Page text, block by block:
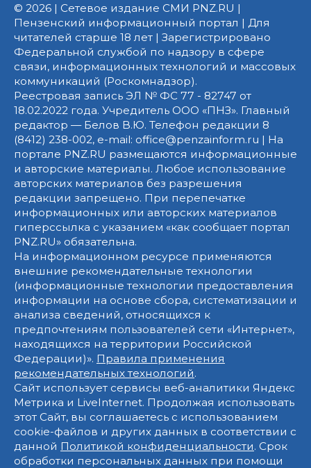
© 2026 | Сетевое издание СМИ PNZ.RU |
Пензенский информационный портал | Для
читателей старше 18 лет | Зарегистрировано
Федеральной службой по надзору в сфере
связи, информационных технологий и массовых
коммуникаций (Роскомнадзор).
Реестровая запись ЭЛ № ФС 77 - 82747 от
18.02.2022 года. Учредитель ООО «ПНЗ». Главный
редактор — Белов В.Ю. Телефон редакции 8
(8412) 238-002, e-mail: office@penzainform.ru | На
портале PNZ.RU размещаются информационные
и авторские материалы. Любое использование
авторских материалов без разрешения
редакции запрещено. При перепечатке
информационных или авторских материалов
гиперссылка с указанием «как сообщает портал
PNZ.RU» обязательна.
На информационном ресурсе применяются
внешние рекомендательные технологии
(информационные технологии предоставления
информации на основе сбора, систематизации и
анализа сведений, относящихся к
предпочтениям пользователей сети «Интернет»,
находящихся на территории Российской
Федерации)». Правила применения
рекомендательных технологий.
Сайт использует сервисы веб-аналитики Яндекс
Метрика и LiveInternet. Продолжая использовать
этот Сайт, вы соглашаетесь с использованием
cookie-файлов и других данных в соответствии с
данной Политикой конфиденциальности. Срок
обработки персональных данных при помощи